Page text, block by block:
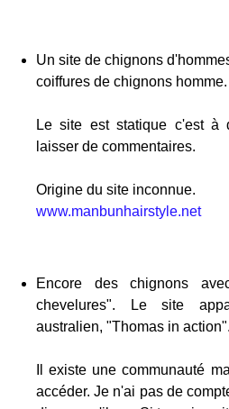
Un site de chignons
coiffures de chignons homme.
Le site est statique c'est
laisser de commentaires.
Origine du site inconnue.
www.manbunhairstyle.net
Encore des chignons
chevelures". Le site
australien, "Thomas in action".
Il existe une communauté
accéder. Je n'ai pas de